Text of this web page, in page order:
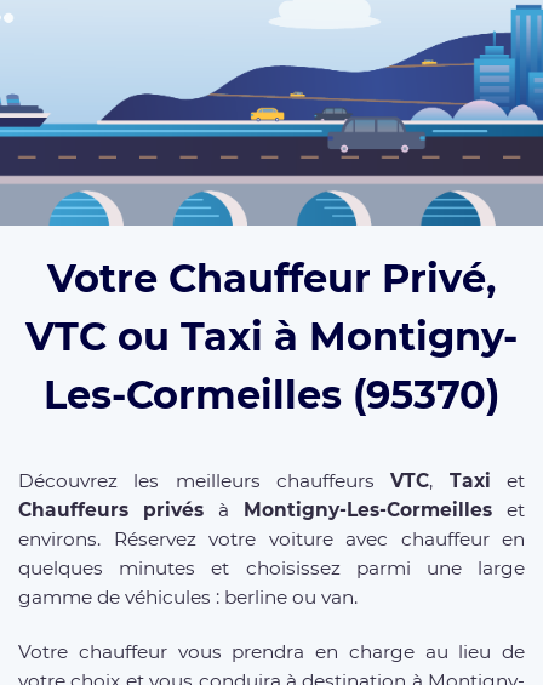
Votre Chauffeur Privé,
VTC ou Taxi à Montigny-
Les-Cormeilles (95370)
Découvrez les meilleurs chauffeursVTC, Taxi et
Chauffeurs privés à Montigny-Les-Cormeilles et
environs. Réservez votre voiture avec chauffeur en
quelques minutes et choisissez parmi une large
gamme de véhicules : berline ou van.
Votre chauffeur vous prendra en charge au lieu de